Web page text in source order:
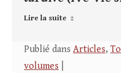
Lire la suite
Publié dans Articles,
volumes